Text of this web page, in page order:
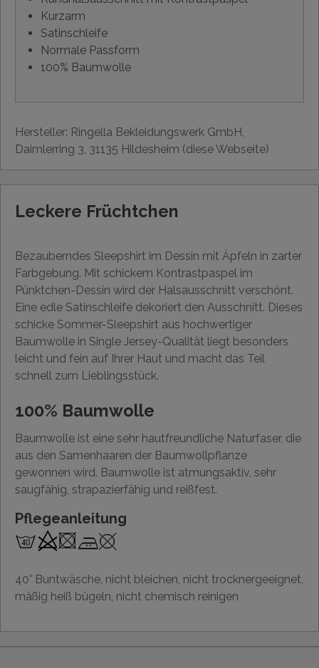
Kurzarm
Satinschleife
Normale Passform
100% Baumwolle
Hersteller: Ringella Bekleidungswerk GmbH,
Daimlerring 3, 31135 Hildesheim (diese Webseite)
Leckere Früchtchen
Bezauberndes Sleepshirt im Dessin mit Äpfeln in zarter
Farbgebung. Mit schickem Kontrastpaspel im
Pünktchen-Dessin wird der Halsausschnitt verschönt.
Eine edle Satinschleife dekoriert den Ausschnitt. Dieses
schicke Sommer-Sleepshirt aus hochwertiger
Baumwolle in Single Jersey-Qualität liegt besonders
leicht und fein auf Ihrer Haut und macht das Teil
schnell zum Lieblingsstück.
100% Baumwolle
Baumwolle ist eine sehr hautfreundliche Naturfaser, die
aus den Samenhaaren der Baumwollpflanze
gewonnen wird. Baumwolle ist atmungsaktiv, sehr
saugfähig, strapazierfähig und reißfest.
Pflegeanleitung
40° Buntwäsche, nicht bleichen, nicht trocknergeeignet,
mäßig heiß bügeln, nicht chemisch reinigen